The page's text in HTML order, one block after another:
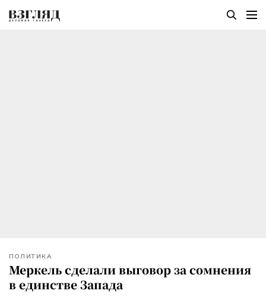
ПОЛИТИКА
Меркель сделали выговор за сомнения
в единстве Запада